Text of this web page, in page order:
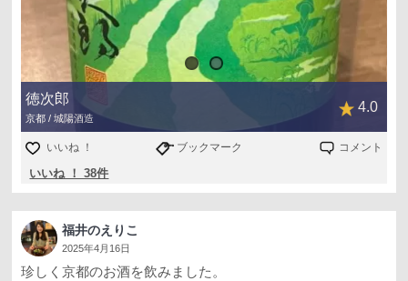
徳次郎
京都 / 城陽酒造
4.0
いいね ！ ブックマーク コメント
いいね ！ 38件
福井のえりこ
2025年4月16日
珍しく京都のお酒を飲みました。